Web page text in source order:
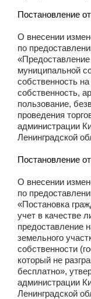
Постановление
О внесении
по
муниципальной
собственность
собственность,
пользование,
проведения
администрации
Ленинградской
Постановление
О внесении
по
«Постановка
учет в качестве
предоставление
земельного
собственности
который не
бесплатно»,
администрации
Ленинградской